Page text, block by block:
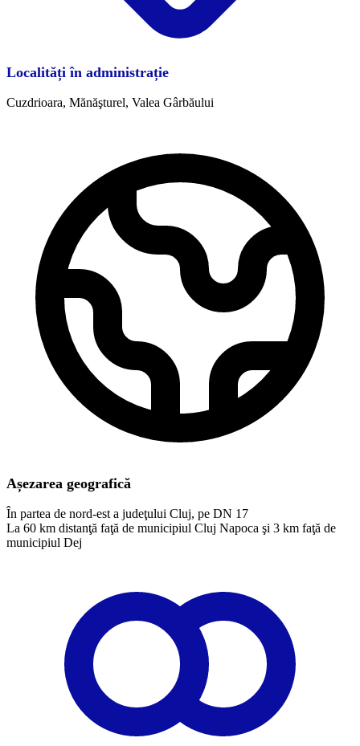
Localități în administrație
Cuzdrioara, Mănăşturel, Valea Gârbăului
Așezarea geografică
În partea de nord-est a judeţului Cluj, pe DN 17
La 60 km distanţă faţă de municipiul Cluj Napoca şi 3 km faţă de
municipiul Dej